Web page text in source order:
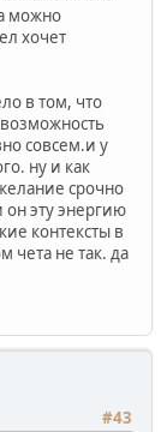
можно
хочет
в том, что
совсем.и у
ну и как
срочно
эту энергию
контексты в
чета не так. да
#43